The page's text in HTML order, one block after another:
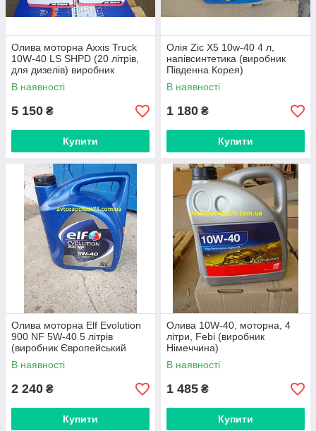
Олива моторна Axxis Truck
10W-40 LS SHPD (20 літрів,
для дизелів) виробник
Польща
В наявності
5 150 ₴
Купити
Олія Zic X5 10w-40 4 л,
напівсинтетика (виробник
Південна Корея)
В наявності
1 180 ₴
Купити
Олива моторна Elf Evolution
900 NF 5W-40 5 літрів
(виробник Європейський
союз)
В наявності
2 240 ₴
Купити
Олива 10W-40, моторна, 4
літри, Febi (виробник
Німеччина)
В наявності
1 485 ₴
Купити